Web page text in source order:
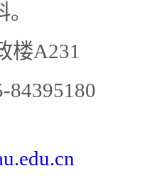
楼A231
84395180